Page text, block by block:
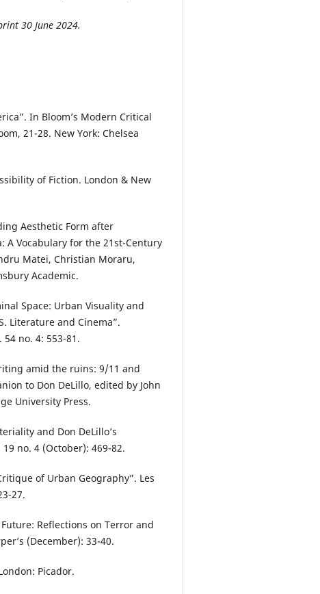
30 June 2024.
In Bloom’s Modern Critical
21-28. New York: Chelsea
of Fiction. London & New
Aesthetic Form after
A Vocabulary for the 21st-Century
Matei, Christian Moraru,
Academic.
Space: Urban Visuality and
Literature and Cinema”.
no. 4: 553-81.
amid the ruins: 9/11 and
to Don DeLillo, edited by John
University Press.
and Don DeLillo’s
no. 4 (October): 469-82.
of Urban Geography”. Les
27.
Reflections on Terror and
(December): 33-40.
Picador.